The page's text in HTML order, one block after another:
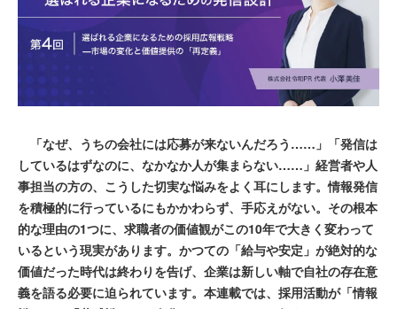
「なぜ、うちの会社には応募が来ないんだろう……」「発信は
しているはずなのに、なかなか人が集まらない……」経営者や人
事担当の方の、こうした切実な悩みをよく耳にします。情報発信
を積極的に行っているにもかかわらず、手応えがない。その根本
的な理由の1つに、求職者の価値観がこの10年で大きく変わって
いるという現実があります。かつての「給与や安定」が絶対的な
価値だった時代は終わりを告げ、企業は新しい軸で自社の存在意
義を語る必要に迫られています。本連載では、採用活動が「情報